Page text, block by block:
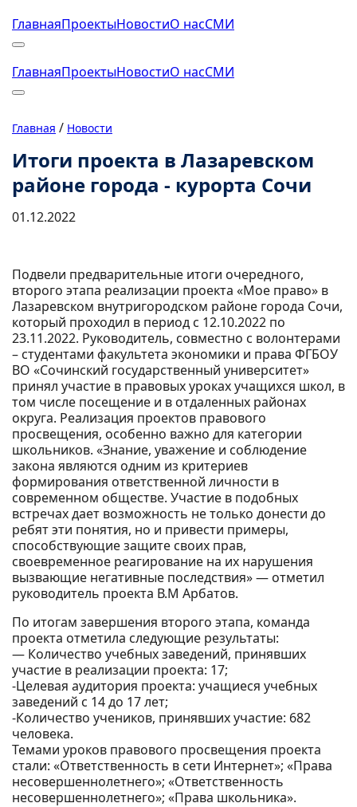
ГлавнаяПроектыНовостиО насСМИ
ГлавнаяПроектыНовостиО насСМИ
Главная / Новости
Итоги проекта в Лазаревском
районе города - курорта Сочи
01.12.2022
Подвели предварительные итоги очередного,
второго этапа реализации проекта «Мое право» в
Лазаревском внутригородском районе города Сочи,
который проходил в период с 12.10.2022 по
23.11.2022. Руководитель, совместно с волонтерами
– студентами факультета экономики и права ФГБОУ
ВО «Сочинский государственный университет»
принял участие в правовых уроках учащихся школ, в
том числе посещение и в отдаленных районах
округа. Реализация проектов правового
просвещения, особенно важно для категории
школьников. «Знание, уважение и соблюдение
закона являются одним из критериев
формирования ответственной личности в
современном обществе. Участие в подобных
встречах дает возможность не только донести до
ребят эти понятия, но и привести примеры,
способствующие защите своих прав,
своевременное реагирование на их нарушения
вызвающие негативные последствия» — отметил
руководитель проекта В.М Арбатов.
По итогам завершения второго этапа, команда
проекта отметила следующие результаты:
— Количество учебных заведений, принявших
участие в реализации проекта: 17;
-Целевая аудитория проекта: учащиеся учебных
заведений с 14 до 17 лет;
-Количество учеников, принявших участие: 682
человека.
Темами уроков правового просвещения проекта
стали: «Ответственность в сети Интернет»; «Права
несовершеннолетнего»; «Ответственность
несовершеннолетнего»; «Права школьника».